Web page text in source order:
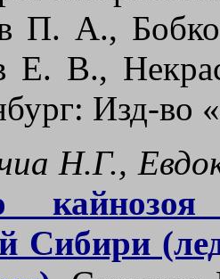
П. А.,
Е. В.,
Изд-во
Н.Г.,
Сибири